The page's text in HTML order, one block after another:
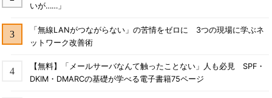
いが……」
「無線LANがつながらない」の苦情をゼロに 3つの現場に学ぶネ
ットワーク改善術
【無料】「メールサーバなんて触ったことない」人も必見 SPF・
DKIM・DMARCの基礎が学べる電子書籍75ページ